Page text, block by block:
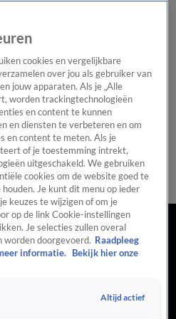
Het beste van Hart
Tip de
WeerTip de redactiePanelVideo's
cookies en vergelijkbare
over jou als gebruiker van
jouw apparaten. Als je „Alle
worden trackingtechnologieën
en content te kunnen
en diensten te verbeteren en om
en content te meten. Als je
of je toestemming intrekt,
uitgeschakeld. We gebruiken
cookies om de website goed te
Je kunt dit menu op ieder
keuzes te wijzigen of om je
op de link Cookie-instellingen
Je selecties zullen overal
worden doorgevoerd. Raadpleeg
informatie.
Bekijk hier onze
Altijd actief